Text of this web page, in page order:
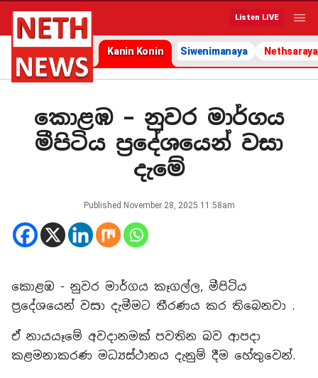
Listen LIVE
Kanin Konin Siwenimanaya Nethsaraya
කොළඹ – නුවර මාර්ගය
මීපිටිය ප්‍රදේශයෙන් වසා
දැමේ
Published November 28, 2025 11:58am
කොළඹ - නුවර මාර්ගය කෑගල්ල, මීපිටිය
ප්‍රදේශයෙන් වසා දැමීමට තීරණය කර තිබෙනවා .
ඒ නායයෑමේ අවදානමක් පවතින බව ආපදා
කළමනාකරණ මධ්‍යස්ථානය දැනුම් දීම හේතුවෙන්.